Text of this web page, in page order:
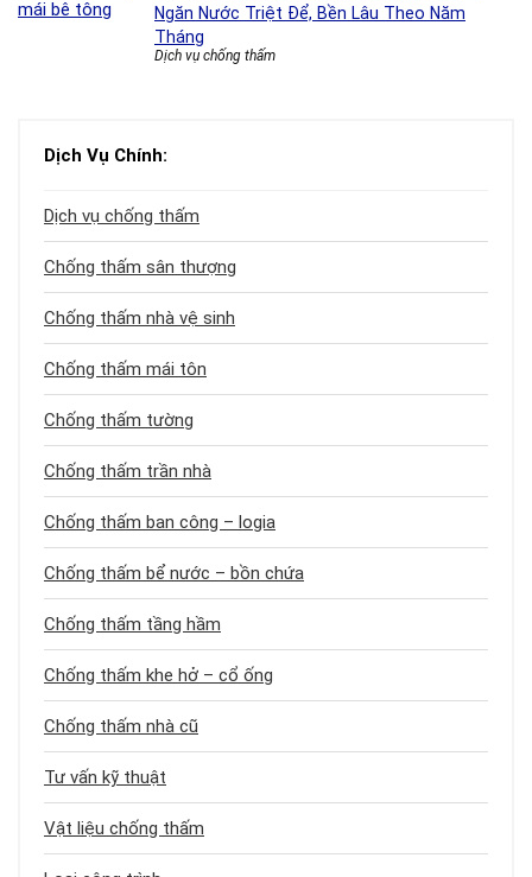
Ngăn Nước Triệt Để, Bền Lâu Theo Năm
Tháng
Dịch vụ chống thấm
Dịch Vụ Chính:
Dịch vụ chống thấm
Chống thấm sân thượng
Chống thấm nhà vệ sinh
Chống thấm mái tôn
Chống thấm tường
Chống thấm trần nhà
Chống thấm ban công – logia
Chống thấm bể nước – bồn chứa
Chống thấm tầng hầm
Chống thấm khe hở – cổ ống
Chống thấm nhà cũ
Tư vấn kỹ thuật
Vật liệu chống thấm